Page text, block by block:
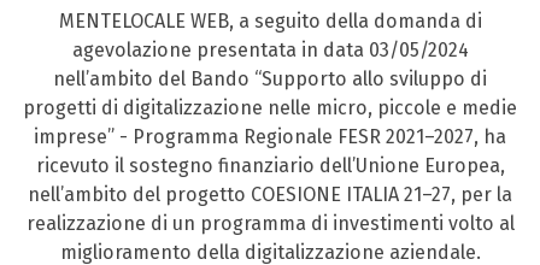
MENTELOCALE WEB, a seguito della domanda di
agevolazione presentata in data 03/05/2024
nell’ambito del Bando “Supporto allo sviluppo di
progetti di digitalizzazione nelle micro, piccole e medie
imprese” - Programma Regionale FESR 2021–2027, ha
ricevuto il sostegno finanziario dell’Unione Europea,
nell’ambito del progetto COESIONE ITALIA 21–27, per la
realizzazione di un programma di investimenti volto al
miglioramento della digitalizzazione aziendale.